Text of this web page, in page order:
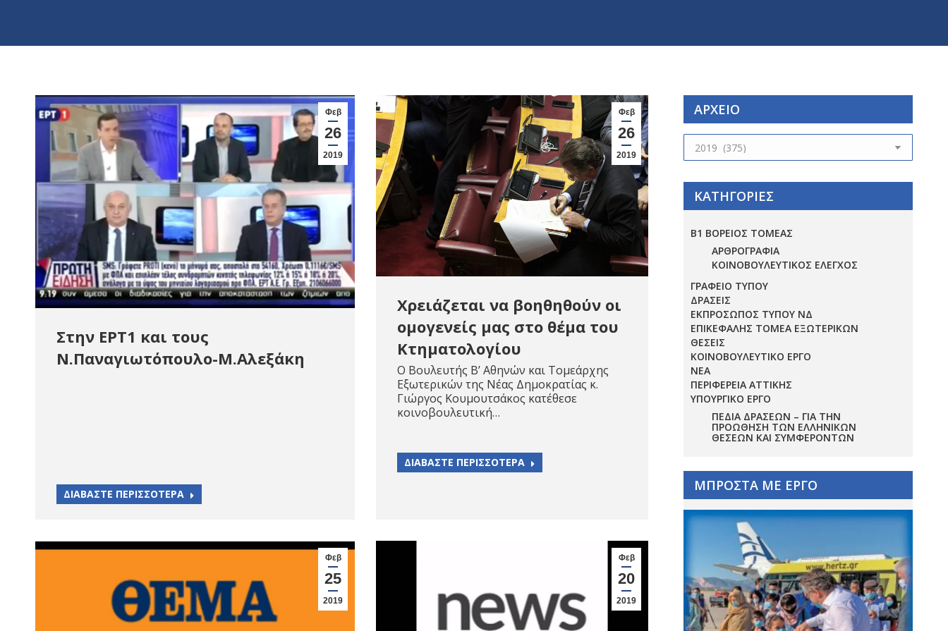
Φεβ
26
2019
Στην ΕΡΤ1 και τους
Ν.Παναγιωτόπουλο-Μ.Αλεξάκη
ΔΙΑΒΑΣΤΕ ΠΕΡΙΣΣΟΤΕΡΑ
Φεβ
26
2019
Χρειάζεται να βοηθηθούν οι
ομογενείς μας στο θέμα του
Κτηματολογίου
Ο Βουλευτής Β’ Αθηνών και Τομεάρχης
Εξωτερικών της Νέας Δημοκρατίας κ.
Γιώργος Κουμουτσάκος κατέθεσε
κοινοβουλευτική…
ΔΙΑΒΑΣΤΕ ΠΕΡΙΣΣΟΤΕΡΑ
Φεβ
25
2019
Φεβ
20
2019
ΑΡΧΕΙΟ
ΑΡΧΕΙΟ
ΚΑΤΗΓΟΡΙΕΣ
Β1 ΒΟΡΕΙΟΣ ΤΟΜΕΑΣ
ΑΡΘΡΟΓΡΑΦΙΑ
ΚΟΙΝΟΒΟΥΛΕΥΤΙΚΟΣ ΕΛΕΓΧΟΣ
ΓΡΑΦΕΙΟ ΤΥΠΟΥ
ΔΡΑΣΕΙΣ
ΕΚΠΡΟΣΩΠΟΣ ΤΥΠΟΥ ΝΔ
ΕΠΙΚΕΦΑΛΗΣ ΤΟΜΕΑ ΕΞΩΤΕΡΙΚΩΝ
ΘΕΣΕΙΣ
ΚΟΙΝΟΒΟΥΛΕΥΤΙΚΟ ΕΡΓΟ
ΝΕΑ
ΠΕΡΙΦΕΡΕΙΑ ΑΤΤΙΚΗΣ
ΥΠΟΥΡΓΙΚΟ ΕΡΓΟ
ΠΕΔΊΑ ΔΡΆΣΕΩΝ – ΓΙΑ ΤΗΝ
ΠΡΟΏΘΗΣΗ ΤΩΝ ΕΛΛΗΝΙΚΏΝ
ΘΈΣΕΩΝ ΚΑΙ ΣΥΜΦΕΡΌΝΤΩΝ
ΜΠΡΟΣΤΑ ΜΕ ΕΡΓΟ